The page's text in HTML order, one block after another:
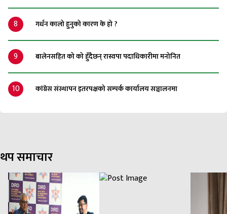
8 गर्धन कालो हुनुको कारण के हो ?
9 बालेनसहित को को हुँदैछन् रास्वपा पदाधिकारीमा मनोनित
10 कांग्रेस संस्थापन इतरपक्षको सम्पर्क कार्यालय सञ्चालनमा
थप समाचार